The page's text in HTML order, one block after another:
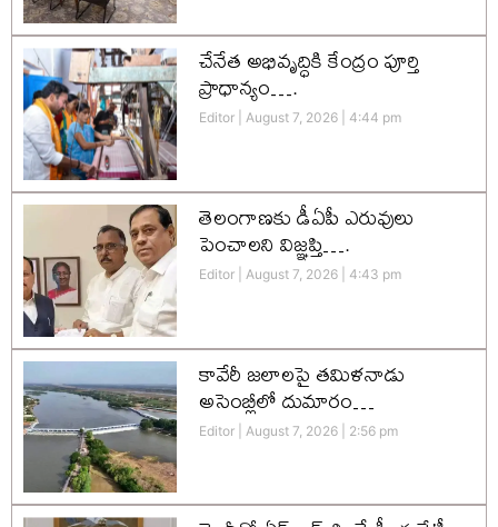
చేనేత అభివృద్ధికి కేంద్రం పూర్తి
ప్రాధాన్యం….
Editor August 7, 2026 4:44 pm
తెలంగాణకు డీఏపీ ఎరువులు
పెంచాలని విజ్ఞప్తి….
Editor August 7, 2026 4:43 pm
కావేరీ జలాలపై తమిళనాడు
అసెంబ్లీలో దుమారం…
Editor August 7, 2026 2:56 pm